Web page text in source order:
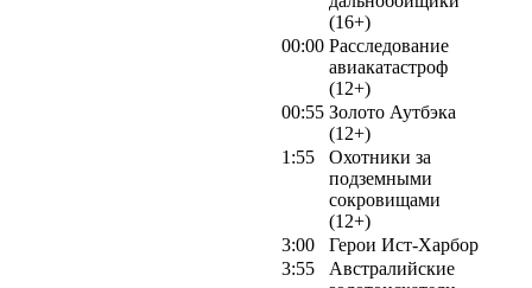
(16+)
00:00 Расследование
авиакатастроф
(12+)
00:55 Золото Аутбэка
(12+)
1:55
Охотники за
подземными
сокровищами
(12+)
3:00
Герои Ист-Харбор
3:55
Австралийские